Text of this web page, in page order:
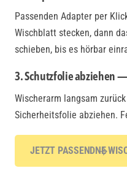
Passenden Adapter per
Wischblatt stecken, dann
schieben, bis es hörbar
3. Schutzfolie abziehen
Wischerarm langsam
Sicherheitsfolie abziehen.
JETZT PASSENDNE